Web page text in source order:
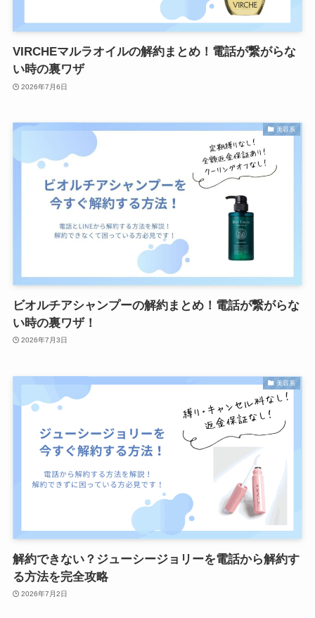
VIRCHEマルラオイルの解約まとめ！電話が繋がらな
い時の裏ワザ
2026年7月6日
美容系
ビオルチアシャンプーの解約まとめ！電話が繋がらな
い時の裏ワザ！
2026年7月3日
美容系
解約できない？ジューシージョリーを電話から解約す
る方法を完全攻略
2026年7月2日